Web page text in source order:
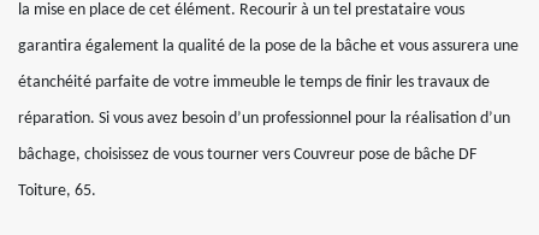
la mise en place de cet élément. Recourir à un tel prestataire vous
garantira également la qualité de la pose de la bâche et vous assurera une
étanchéité parfaite de votre immeuble le temps de finir les travaux de
réparation. Si vous avez besoin d’un professionnel pour la réalisation d’un
bâchage, choisissez de vous tourner vers Couvreur pose de bâche DF
Toiture, 65.